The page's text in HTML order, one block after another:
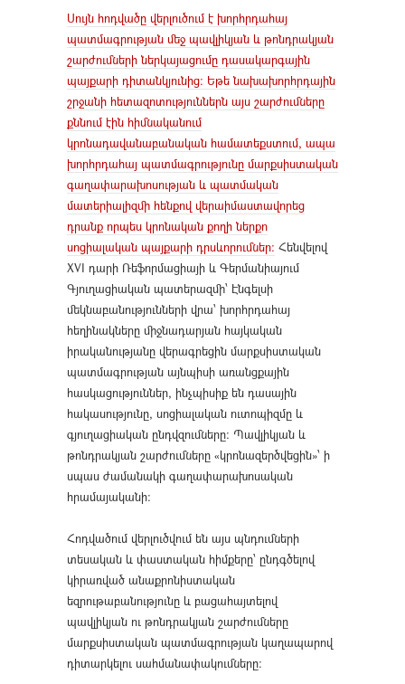
Սույն հոդվածը վերլուծում է խորհրդահայ
պատմագրության մեջ պավլիկյան և թոնդրակյան
շարժումների ներկայացումը դասակարգային
պայքարի դիտանկյունից։ Եթե նախախորհրդային
շրջանի հետազոտություններն այս շարժումները
քննում էին հիմնականում
կրոնադավանաբանական համատեքստում, ապա
խորհրդահայ պատմագրությունը մարքսիստական
գաղափարախոսության և պատմական
մատերիալիզմի հենքով վերաիմաստավորեց
դրանք որպես կրոնական քողի ներքո
սոցիալական պայքարի դրսևորումներ։ Հենվելով
XVI դարի Ռեֆորմացիայի և Գերմանիայում
Գյուղացիական պատերազմի՝ Էնգելսի
մեկնաբանությունների վրա՝ խորհրդահայ
հեղինակները միջնադարյան հայկական
իրականությանը վերագրեցին մարքսիստական
պատմագրության այնպիսի առանցքային
հասկացություններ, ինչպիսիք են դասային
հակասությունը, սոցիալական ուտոպիզմը և
գյուղացիական ընդվզումները։ Պավլիկյան և
թոնդրակյան շարժումները «կրոնազերծվեցին»՝ ի
սպաս ժամանակի գաղափարախոսական
հրամայականի։
Հոդվածում վերլուծվում են այս պնդումների
տեսական և փաստական հիմքերը՝ ընդգծելով
կիրառված անաքրոնիստական
եզրութաբանությունը և բացահայտելով
պավլիկյան ու թոնդրակյան շարժումները
մարքսիստական պատմագրության կաղապարով
դիտարկելու սահմանափակումները։